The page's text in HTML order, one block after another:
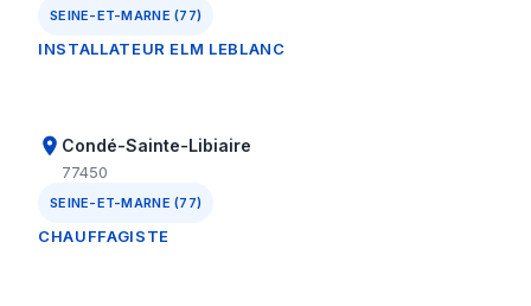
SEINE-ET-MARNE (77)
INSTALLATEUR ELM LEBLANC
Condé-Sainte-Libiaire
77450
SEINE-ET-MARNE (77)
CHAUFFAGISTE